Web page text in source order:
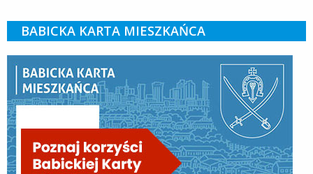
BABICKA KARTA MIESZKAŃCA